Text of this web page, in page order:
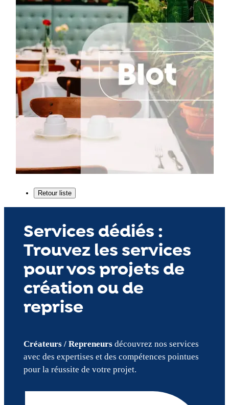
Services dédiés :
Trouvez les services
pour vos projets de
création ou de
reprise
Créateurs / Repreneursdécouvrez nos services
avec des expertises et des compétences pointues
pour la réussite de votre projet.